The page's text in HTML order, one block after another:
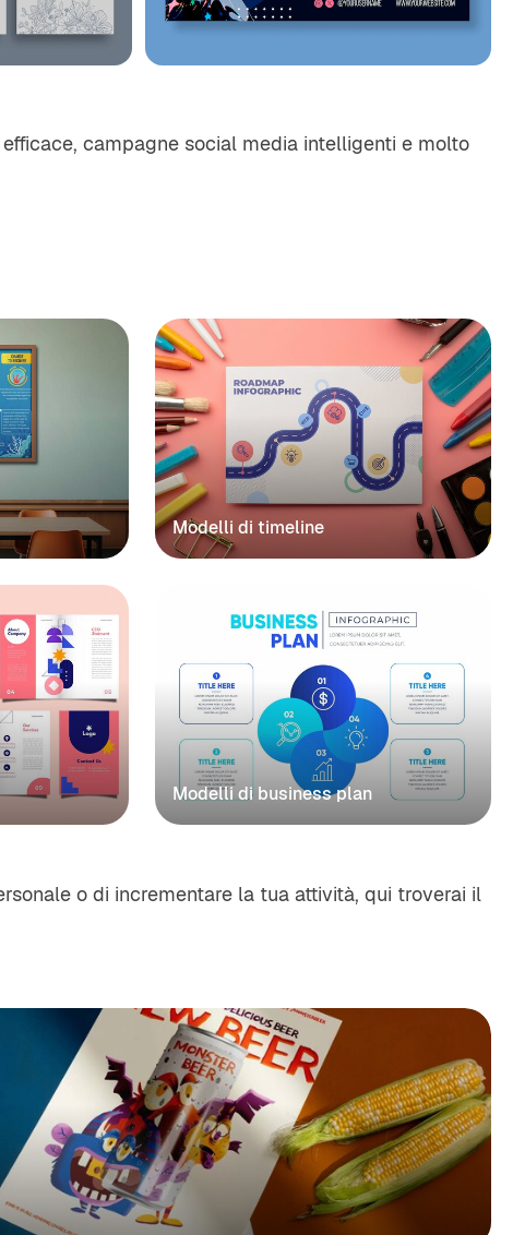
campagne social media intelligenti e molto
Modelli di timeline
Modelli di business plan
o di incrementare la tua attività, qui troverai il